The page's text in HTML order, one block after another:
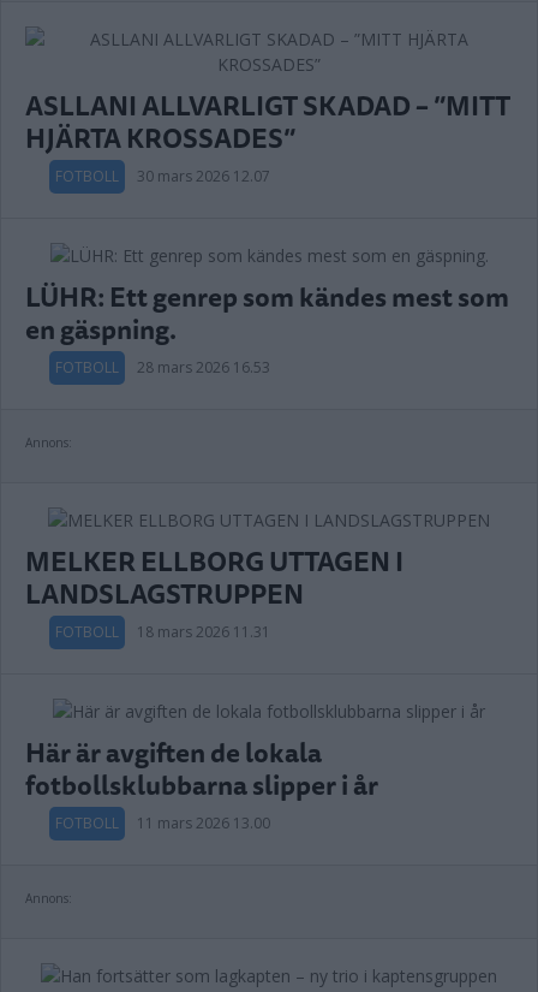
ASLLANI ALLVARLIGT SKADAD – ”MITT
HJÄRTA KROSSADES”
FOTBOLL 30 mars 2026 12.07
LÜHR: Ett genrep som kändes mest som
en gäspning.
FOTBOLL 28 mars 2026 16.53
Annons:
MELKER ELLBORG UTTAGEN I
LANDSLAGSTRUPPEN
FOTBOLL 18 mars 2026 11.31
Här är avgiften de lokala
fotbollsklubbarna slipper i år
FOTBOLL 11 mars 2026 13.00
Annons: